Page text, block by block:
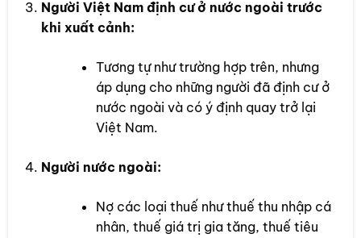
Người Việt Nam định cư ở nước ngoài trước
khi xuất cảnh:
Tương tự như trường hợp trên, nhưng
áp dụng cho những người đã định cư ở
nước ngoài và có ý định quay trở lại
Việt Nam.
Người nước ngoài:
Nợ các loại thuế như thuế thu nhập cá
nhân, thuế giá trị gia tăng, thuế tiêu